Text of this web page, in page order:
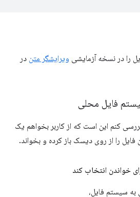
ویرایشگر متن در
فایل محلی
کنم این است که از کاربر بخواهم یک
را از روی دیسک باز کرده و بخواند.
خواندن انتخاب کند